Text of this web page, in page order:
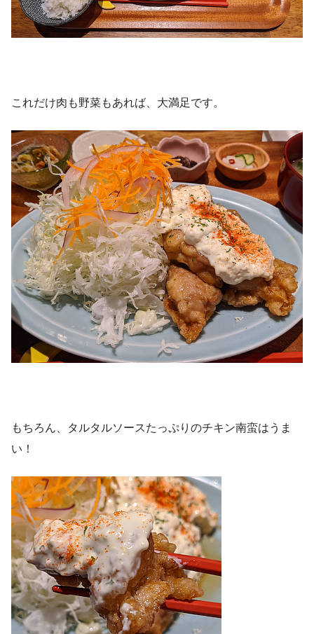
これだけ肉も野菜もあれば、大満足です。
もちろん、タルタルソースたっぷりのチキン南蛮はうま
い！